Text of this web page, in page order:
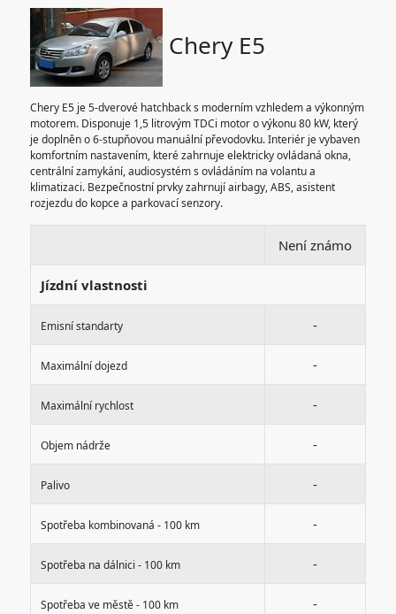
Chery E5
Chery E5 je 5-dverové hatchback s moderním vzhledem a výkonným
motorem. Disponuje 1,5 litrovým TDCi motor o výkonu 80 kW, který
je doplněn o 6-stupňovou manuální převodovku. Interiér je vybaven
komfortním nastavením, které zahrnuje elektricky ovládaná okna,
centrální zamykání, audiosystém s ovládáním na volantu a
klimatizaci. Bezpečnostní prvky zahrnují airbagy, ABS, asistent
rozjezdu do kopce a parkovací senzory.
Není známo
Jízdní vlastnosti
Emisní standarty -
Maximální dojezd -
Maximální rychlost -
Objem nádrže -
Palivo -
Spotřeba kombinovaná - 100 km -
Spotřeba na dálnici - 100 km -
Spotřeba ve městě - 100 km -